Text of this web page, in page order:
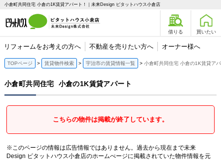
借りる 買いたい
リフォームをお考えの方へ 不動産を売りたい方へ オーナー様へ
小倉町共同住宅 小倉の1K賃貸アパート！｜未来Design ピタットハウス小倉店
TOPページ 賃貸物件検索 宇治市の賃貸情報一覧 小倉町共同住宅 小倉の1K賃貸ア
小倉町共同住宅 小倉の1K賃貸アパート
こちらの物件は掲載が終了しています。
※このページの情報は広告情報ではありません。過去から現在まで未来
Design ピタットハウス小倉店のホームぺージに掲載されていた物件情報を元